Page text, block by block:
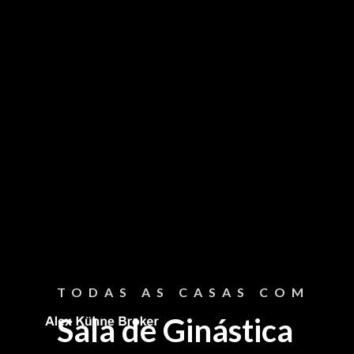
   
TODAS AS CASAS COM
Sala de Ginástica